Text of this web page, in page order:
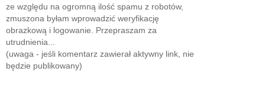
ze względu na ogromną ilość spamu z robotów,
zmuszona byłam wprowadzić weryfikację
obrazkową i logowanie. Przepraszam za
utrudnienia...
(uwaga - jeśli komentarz zawierał aktywny link, nie
będzie publikowany)